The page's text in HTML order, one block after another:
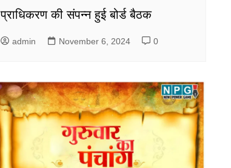
प्राधिकरण की संपन्न हुई बोर्ड बैठक
admin November 6, 2024 0